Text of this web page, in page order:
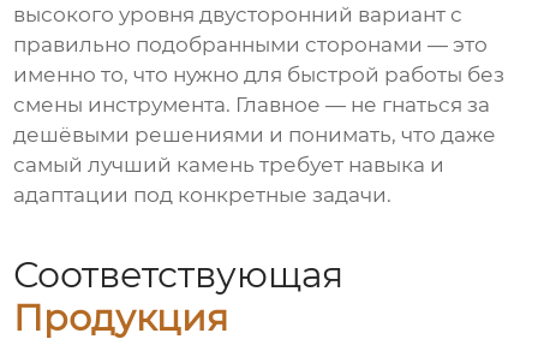
высокого уровня двусторонний вариант с
правильно подобранными сторонами — это
именно то, что нужно для быстрой работы без
смены инструмента. Главное — не гнаться за
дешёвыми решениями и понимать, что даже
самый лучший камень требует навыка и
адаптации под конкретные задачи.
Соответствующая
Продукция